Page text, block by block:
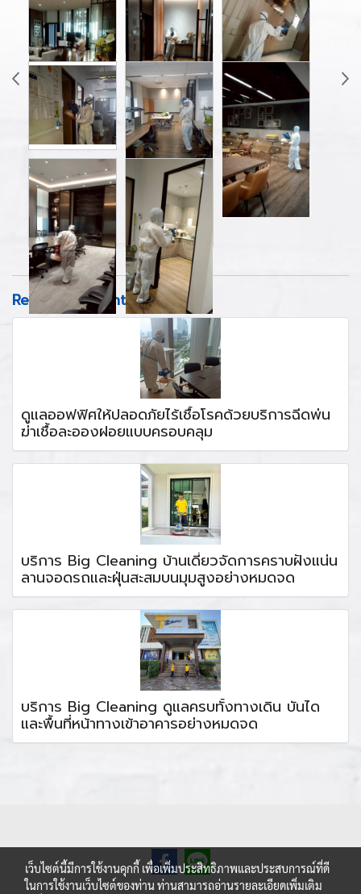
Related content
ดูแลออฟฟิศให้ปลอดภัยไร้เชื้อโรคด้วยบริการฉีดพ่น
ฆ่าเชื้อละอองฝอยแบบครอบคลุม
บริการ Big Cleaning บ้านเดี่ยวจัดการคราบฝังแน่น
ลานจอดรถและฝุ่นสะสมบนมุมสูงอย่างหมดจด
บริการ Big Cleaning ดูแลครบทั้งทางเดิน บันได
และพื้นที่หน้าทางเข้าอาคารอย่างหมดจด
เว็บไซต์นี้มีการใช้งานคุกกี้ เพื่อเพิ่มประสิทธิภาพและประสบการณ์ที่ดี
ในการใช้งานเว็บไซต์ของท่าน ท่านสามารถอ่านรายละเอียดเพิ่มเติม